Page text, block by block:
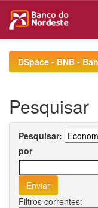
navigationDSpace - BNB -
Pesquisar
Pesquisar:
por
Filtros correntes: